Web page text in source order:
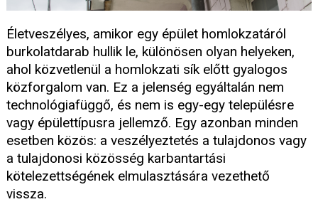
Életveszélyes, amikor egy épület homlokzatáról
burkolatdarab hullik le, különösen olyan helyeken,
ahol közvetlenül a homlokzati sík előtt gyalogos
közforgalom van. Ez a jelenség egyáltalán nem
technológiafüggő, és nem is egy-egy településre
vagy épülettípusra jellemző. Egy azonban minden
esetben közös: a veszélyeztetés a tulajdonos vagy
a tulajdonosi közösség karbantartási
kötelezettségének elmulasztására vezethető
vissza.